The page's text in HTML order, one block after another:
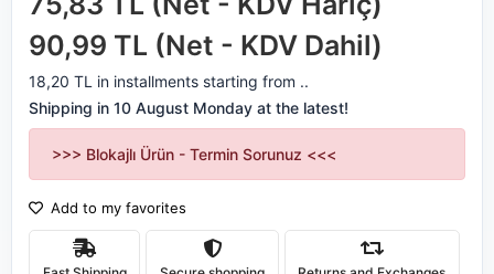
90,99 TL (Net - KDV Dahil)
18,20 TL in installments starting from ..
Shipping in 10 August Monday at the latest!
>>> Blokajlı Ürün - Termin Sorunuz <<<
Add to my favorites